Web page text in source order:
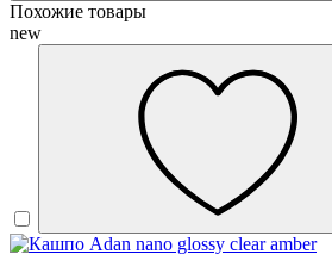
Похожие товары
new